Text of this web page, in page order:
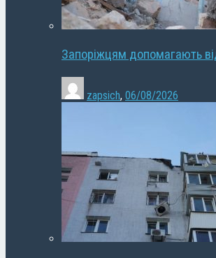
Запоріжцям допомагають
zapsich, 06/08/2026